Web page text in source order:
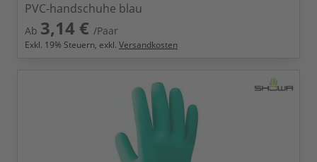
PVC-handschuhe blau
Ab 3,14 € /Paar
Exkl. 19% Steuern, exkl. Versandkosten